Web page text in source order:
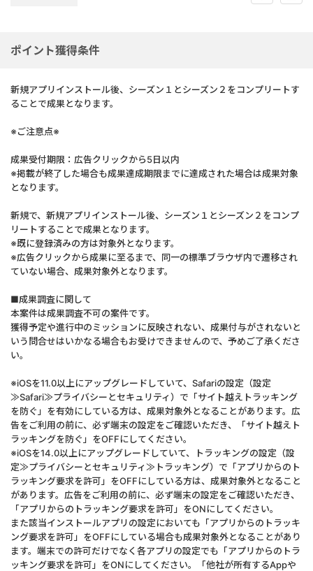
ポイント獲得条件
新規アプリインストール後、シーズン１とシーズン２をコンプリートす
ることで成果となります。
※ご注意点※
成果受付期限：広告クリックから5日以内
※掲載が終了した場合も成果達成期限までに達成された場合は成果対象
となります。
新規で、新規アプリインストール後、シーズン１とシーズン２をコンプ
リートすることで成果となります。
※既に登録済みの方は対象外となります。
※広告クリックから成果に至るまで、同一の標準ブラウザ内で遷移され
ていない場合、成果対象外となります。
■成果調査に関して
本案件は成果調査不可の案件です。
獲得予定や進行中のミッションに反映されない、成果付与がされないと
いう問合せはいかなる場合もお受けできませんので、予めご了承くださ
い。
※iOSを11.0以上にアップグレードしていて、Safariの設定（設定
≫Safari≫プライバシーとセキュリティ）で「サイト越えトラッキング
を防ぐ」を有効にしている方は、成果対象外となることがあります。広
告をご利用の前に、必ず端末の設定をご確認いただき、「サイト越えト
ラッキングを防ぐ」をOFFにしてください。
※iOSを14.0以上にアップグレードしていて、トラッキングの設定（設
定≫プライバシーとセキュリティ≫トラッキング）で「アプリからのト
ラッキング要求を許可」をOFFにしている方は、成果対象外となること
があります。広告をご利用の前に、必ず端末の設定をご確認いただき、
「アプリからのトラッキング要求を許可」をONにしてください。
また該当インストールアプリの設定においても「アプリからのトラッキ
ング要求を許可」をOFFにしている場合も成果対象外となることがあり
ます。端末での許可だけでなく各アプリの設定でも「アプリからのトラ
ッキング要求を許可」をONにしてください。「他社が所有するAppや